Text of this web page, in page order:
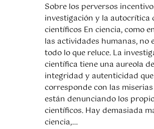
Sobre los perversos
investigación y la autocrítica
científicos En ciencia, como
las actividades humanas, no
todo lo que reluce. La
científica tiene una aureola de
integridad y autenticidad
corresponde con las
están denunciando los
científicos. Hay demasiada
ciencia,…